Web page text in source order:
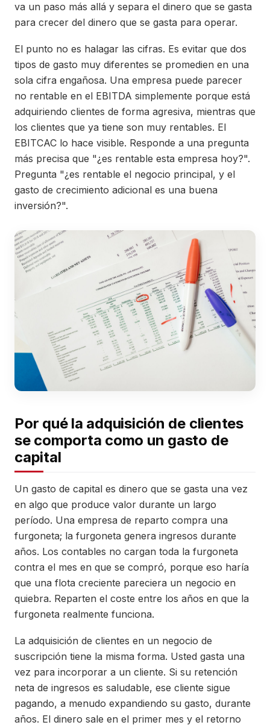
va un paso más allá y separa el dinero que se gasta
para crecer del dinero que se gasta para operar.
El punto no es halagar las cifras. Es evitar que dos
tipos de gasto muy diferentes se promedien en una
sola cifra engañosa. Una empresa puede parecer
no rentable en el EBITDA simplemente porque está
adquiriendo clientes de forma agresiva, mientras que
los clientes que ya tiene son muy rentables. El
EBITCAC lo hace visible. Responde a una pregunta
más precisa que "¿es rentable esta empresa hoy?".
Pregunta "¿es rentable el negocio principal, y el
gasto de crecimiento adicional es una buena
inversión?".
Por qué la adquisición de clientes
se comporta como un gasto de
capital
Un gasto de capital es dinero que se gasta una vez
en algo que produce valor durante un largo
período. Una empresa de reparto compra una
furgoneta; la furgoneta genera ingresos durante
años. Los contables no cargan toda la furgoneta
contra el mes en que se compró, porque eso haría
que una flota creciente pareciera un negocio en
quiebra. Reparten el coste entre los años en que la
furgoneta realmente funciona.
La adquisición de clientes en un negocio de
suscripción tiene la misma forma. Usted gasta una
vez para incorporar a un cliente. Si su retención
neta de ingresos es saludable, ese cliente sigue
pagando, a menudo expandiendo su gasto, durante
años. El dinero sale en el primer mes y el retorno